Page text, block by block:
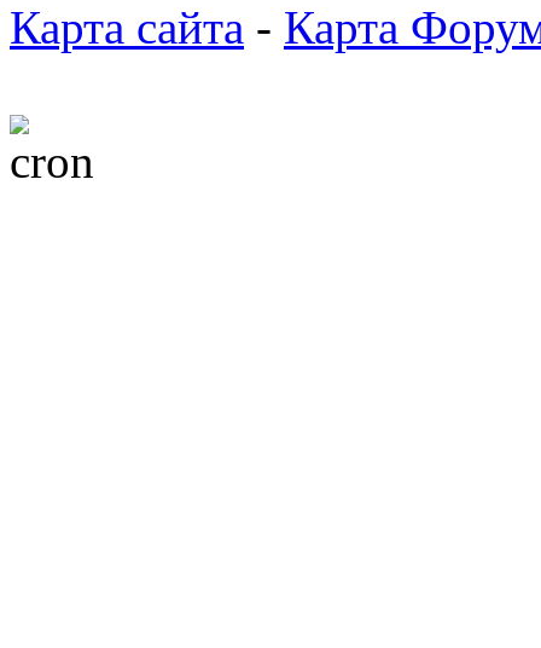
Карта сайта - Карта